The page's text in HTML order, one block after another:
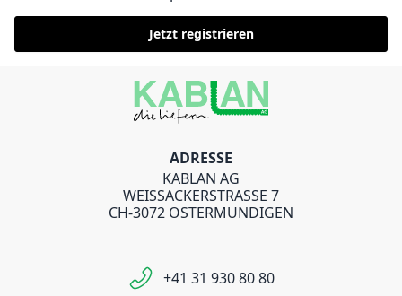
Jetzt registrieren
ADRESSE
KABLAN AG
WEISSACKERSTRASSE 7
CH-3072 OSTERMUNDIGEN
+41 31 930 80 80